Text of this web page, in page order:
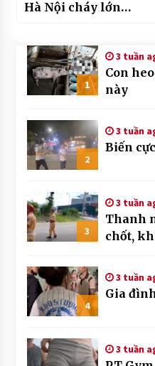
Hà Nội cháy lớn…
1
3 tuần
Con
này
2
3 tuần
Biến
3
3 tuần
Thanh
chốt,
4
3 tuần
Gia
3 tuần